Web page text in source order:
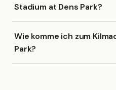
Stadium at Dens Park?
Wie komme ich zum
Park?